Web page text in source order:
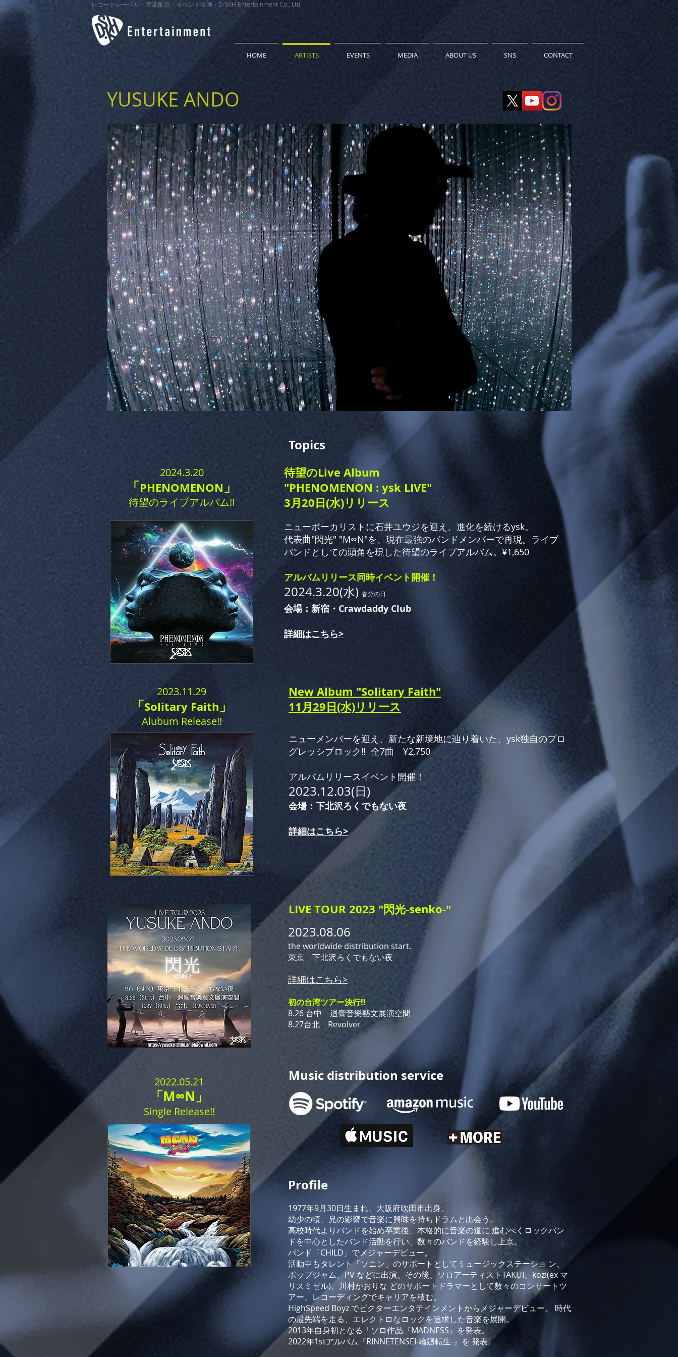
HOME ARTISTS EVENTS MEDIA ABOUT US SNS CONTACT
レコードレーベル・音楽配信・イベント企画・D.SKH Entertainment Co., Ltd.
YUSUKE ANDO
Topics
2024.3.20
「PHENOMENON 」
待望のライブアルバム!!
待望のLive Album
"PHENOMENON : ysk LIVE"
3月20日(水)リリース
ニューボーカリストに石井ユウジを迎え、進化を続けるysk。
代表曲"閃光" "M∞N"を、現在最強のバンドメンバーで再現。ライブ
バンドとしての頭角を現した待望のライブアルバム。¥1,650
アルバムリリース​同時イベント開催！
2024.3.20(水) 春分の日
会場：新宿・Crawdaddy Club
詳細はこちら>
2023.11.29
「Solitary Faith 」
Alubum Release!!
New Album "Solitary Faith"
11月29日(水)リリース
ニューメンバーを迎え、新たな新境地に辿り着いた、ysk独自のプロ
グレッシブロック‼️​ 全7曲 ¥2,750
アルバムリリースイベント開催！
2023.12.03(日)
会場：下北沢ろくでもない夜
詳細はこちら>
LIVE TOUR 2023 "閃光-senko-"
2023.08.06
the worldwide distribution start.
東京 下北沢ろくでもない夜
詳細はこちら>
初の台湾ツアー決行‼︎
8.26 台中 迴響音樂藝文展演空間
8.27台北 Revolver
2022.05.21
「M∞N」
Single Release!!
Music distribution service
Profile
1977年9月30日生まれ、大阪府吹田市出身。
幼少の頃、兄の影響で音楽に興味を持ちドラムと出会う。
高校時代よりバンドを始め卒業後、本格的に音楽の道に 進むべくロックバン
ドを中心としたバンド活動を行い、数々のバンドを経験し上京。
バンド「CHILD」でメジャーデビュー。
活動中もタレント「ソニン」のサポートとしてミュージックステーショ ン、
ポップジャム、PV などに出演。その後、ソロアーティストTAKUI、kozi(ex マ
リスミゼル)、川村かおりな どのサポートドラマーとして数々のコンサートツ
アー、レコーディングでキャリアを積む。
HighSpeed Boyz でビクターエンタテインメントからメジャーデビュー。 時代
の最先端を走る、エレクトロなロックを追求した音楽を展開。
2013年自身初となる「ソロ作品『MADNESS』を発表。
2022年1stアルバム『RINNETENSEI-輪廻転生-』を 発表。